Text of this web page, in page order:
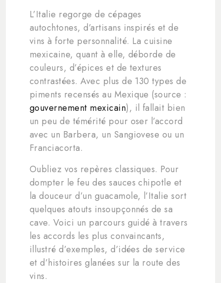
L’Italie regorge de cépages
autochtones, d’artisans inspirés et de
vins à forte personnalité. La cuisine
mexicaine, quant à elle, déborde de
couleurs, d’épices et de textures
contrastées. Avec plus de 130 types de
piments recensés au Mexique (source :
gouvernement mexicain), il fallait bien
un peu de témérité pour oser l’accord
avec un Barbera, un Sangiovese ou un
Franciacorta.
Oubliez vos repères classiques. Pour
dompter le feu des sauces chipotle et
la douceur d’un guacamole, l’Italie sort
quelques atouts insoupçonnés de sa
cave. Voici un parcours guidé à travers
les accords les plus convaincants,
illustré d’exemples, d’idées de service
et d’histoires glanées sur la route des
vins.